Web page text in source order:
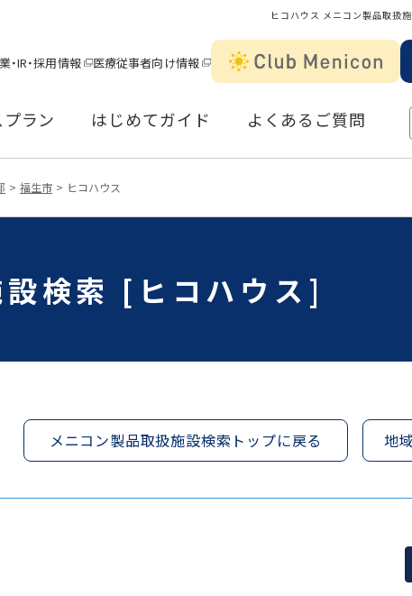
ヒコハウス メニコン製品取扱
・IR・採用情報 医療従事者向け情報
ラン はじめてガイド よくあるご質問
福生市 ヒコハウス
検索 [ヒコハウス]
メニコン製品取扱施設検索トップに戻る 地